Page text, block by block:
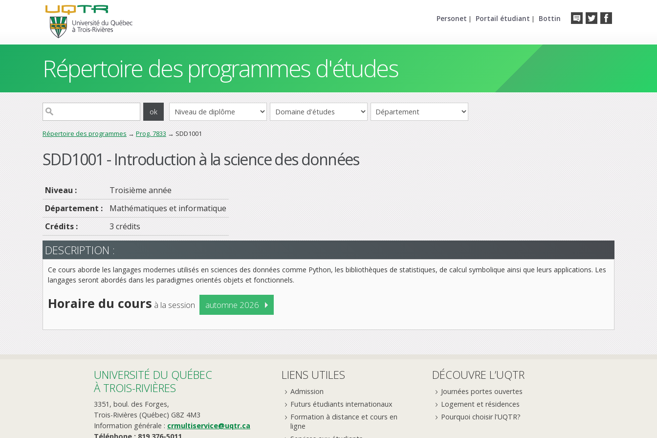
Personet | Portail étudiant | Bottin
Répertoire des programmes d'études
Répertoire des programmes → Prog. 7833 → SDD1001
SDD1001 - Introduction à la science des données
Niveau :
Troisième année
Département :
Mathématiques et informatique
Crédits :
3 crédits
DESCRIPTION :
Ce cours aborde les langages modernes utilisés en sciences des données comme Python, les bibliothèques de statistiques, de calcul symbolique ainsi que leurs applications. Les
langages seront abordés dans les paradigmes orientés objets et fonctionnels.
Horaire du cours à la session automne 2026
UNIVERSITÉ DU QUÉBEC
À TROIS-RIVIÈRES
3351, boul. des Forges,
Trois-Rivières (Québec) G8Z 4M3
Information générale : crmultiservice@uqtr.ca
LIENS UTILES
Admission
Futurs étudiants internationaux
Formation à distance et cours en
ligne
DÉCOUVRE L’UQTR
Journées portes ouvertes
Logement et résidences
Pourquoi choisir l'UQTR?